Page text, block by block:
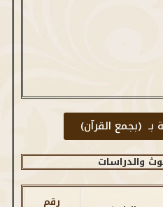
بـ (بجمع القرآن)
والدراسات
رقم